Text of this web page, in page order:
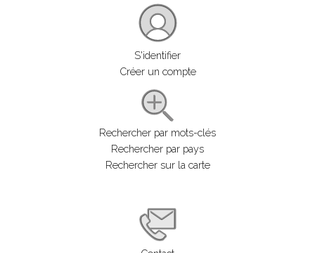
S'identifier
Créer un compte
Rechercher par mots-clés
Rechercher par pays
Rechercher sur la carte